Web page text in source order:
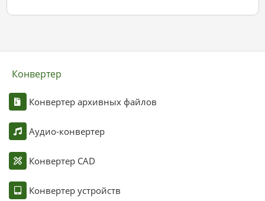
Конвертер
Конвертер архивных файлов
Аудио-конвертер
Конвертер CAD
Конвертер устройств